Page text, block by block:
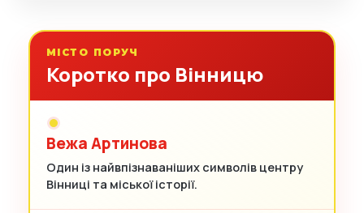
МІСТО ПОРУЧ
Коротко про Вінницю
Вежа Артинова
Один із найвпізнаваніших символів центру
Вінниці та міської історії.